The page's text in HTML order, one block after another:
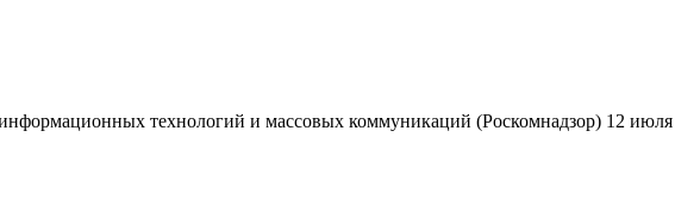
технологий и массовых коммуникаций (Роскомнадзор) 12 июля